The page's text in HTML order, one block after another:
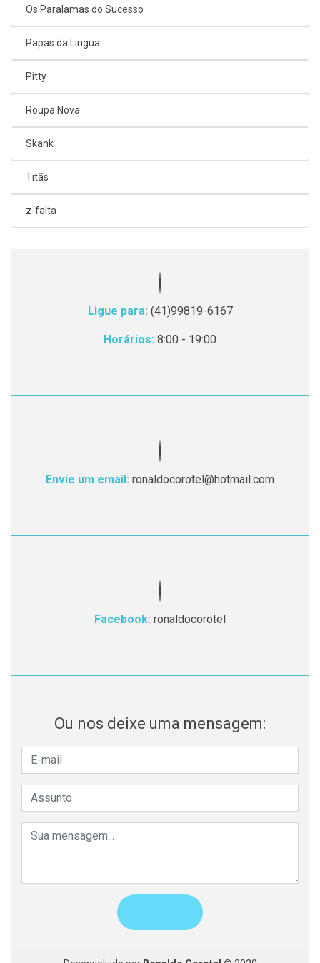
Os Paralamas do Sucesso
Papas da Lingua
Pitty
Roupa Nova
Skank
Titãs
z-falta
Ligue para: (41)99819-6167
Horários: 8:00 - 19:00
Envie um email: ronaldocorotel@hotmail.com
Facebook: ronaldocorotel
Ou nos deixe uma mensagem: